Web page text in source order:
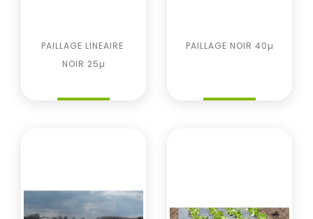
PAILLAGE LINEAIRE
NOIR 25µ
PAILLAGE NOIR 40µ